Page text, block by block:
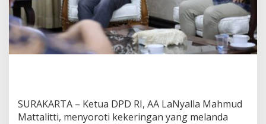
L
k
u
o
v
SURAKARTA – Ketua DPD RI, AA LaNyalla Mahmud
Mattalitti, menyoroti kekeringan yang melanda